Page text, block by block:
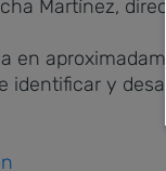
Martínez,
en
identificar y